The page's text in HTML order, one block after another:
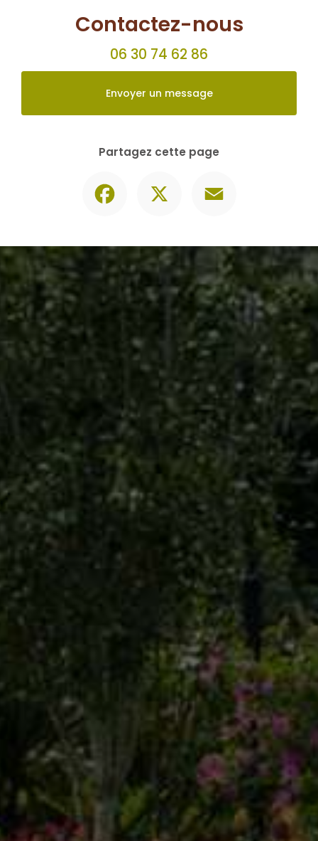
Contactez-nous
06 30 74 62 86
Envoyer un message
Partagez cette page